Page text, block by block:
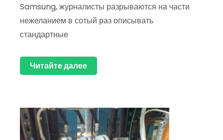
Samsung, журналисты разрываются на части
нежеланием в сотый раз описывать
стандартные
Читайте далее